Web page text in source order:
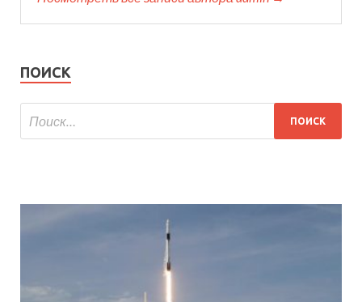
ПОИСК